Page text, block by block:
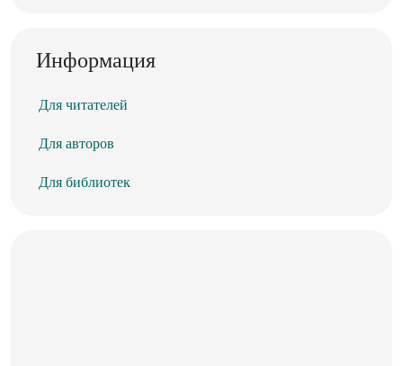
Информация
Для читателей
Для авторов
Для библиотек